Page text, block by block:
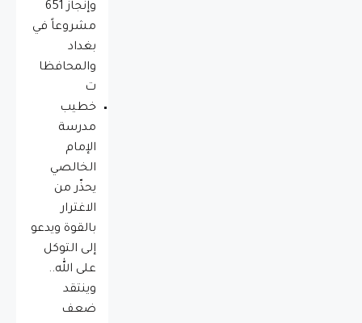
وإنجاز 651
مشروعاً في
بغداد
والمحافظا
ت
خطيب
مدرسة
الإمام
الخالصي
يحذّر من
الاغترار
بالقوة ويدعو
إلى التوكل
على الله..
وينتقد
ضعف